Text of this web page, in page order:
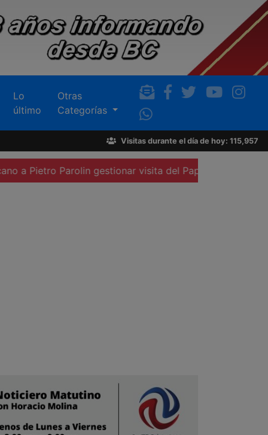
Lo
último
Otras
Categorías
Visitas durante el día de hoy: 115,957
gestionar visita del Papa al país Elección del